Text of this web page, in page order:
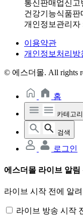
통신판매업신고
건강기능식품판
개인정보관리자
이용약관
개인정보처리방
© 에스더몰. All rights
홈
카테고리
검색
로그인
에스더몰 라이브 알림
라이브 시작 전에 알
라이브 방송 시작